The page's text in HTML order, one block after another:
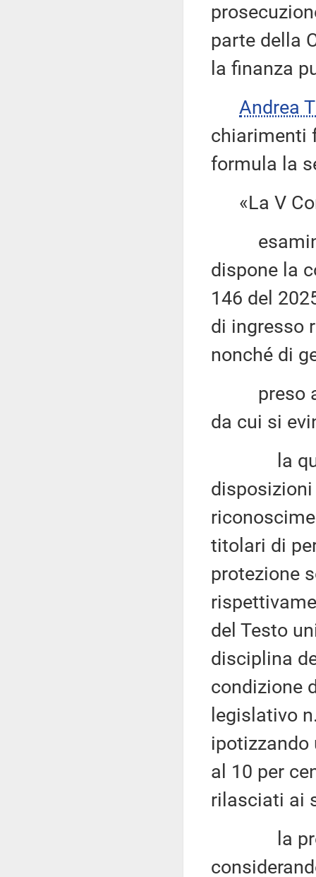
parte della
la finanza
Andrea
chiarimenti
formula la
«La V
dispone la
146 del
di ingresso
nonché di
preso
da cui si
la
titolari di
protezione
del Testo
disciplina
condizione
legislativo
ipotizzando
al 10 per
rilasciati ai
la